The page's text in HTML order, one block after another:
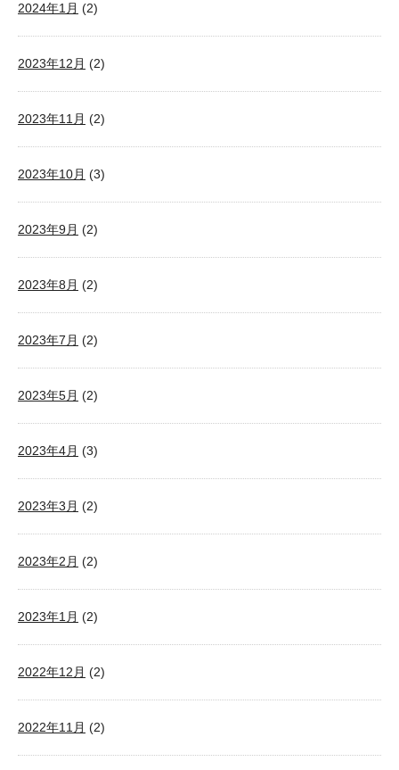
2024年1月 (2)
2023年12月 (2)
2023年11月 (2)
2023年10月 (3)
2023年9月 (2)
2023年8月 (2)
2023年7月 (2)
2023年5月 (2)
2023年4月 (3)
2023年3月 (2)
2023年2月 (2)
2023年1月 (2)
2022年12月 (2)
2022年11月 (2)